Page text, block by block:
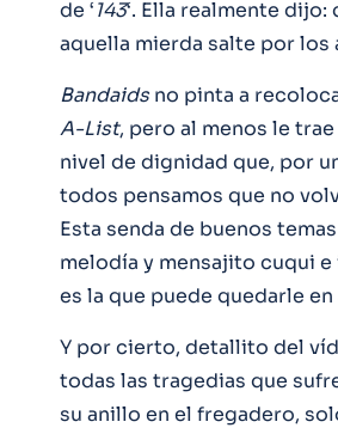
de ‘143‘. Ella realmente dijo:
aquella mierda salte por los
Bandaidsno pinta a
A-List, pero al menos le
nivel de dignidad que, por
todos pensamos que no
Esta senda de buenos temas
melodía y mensajito cuqui
es la que puede quedarle
Y por cierto, detallito del
todas las tragedias que
su anillo en el fregadero,